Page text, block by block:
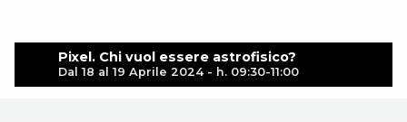
Pixel. Chi vuol essere astrofisico?
Dal 18 al 19 Aprile 2024 - h. 09:30-11:00